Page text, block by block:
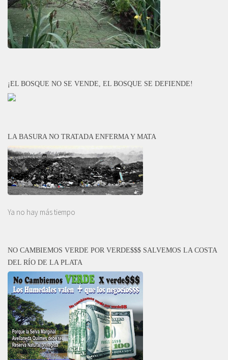
¡EL BOSQUE NO SE VENDE, EL BOSQUE SE DEFIENDE!
LA BASURA NO TRATADA ENFERMA Y MATA
Ya no hay más tiempo
NO CAMBIEMOS VERDE POR VERDE$$$ SALVEMOS LA COSTA
DEL RÍO DE LA PLATA